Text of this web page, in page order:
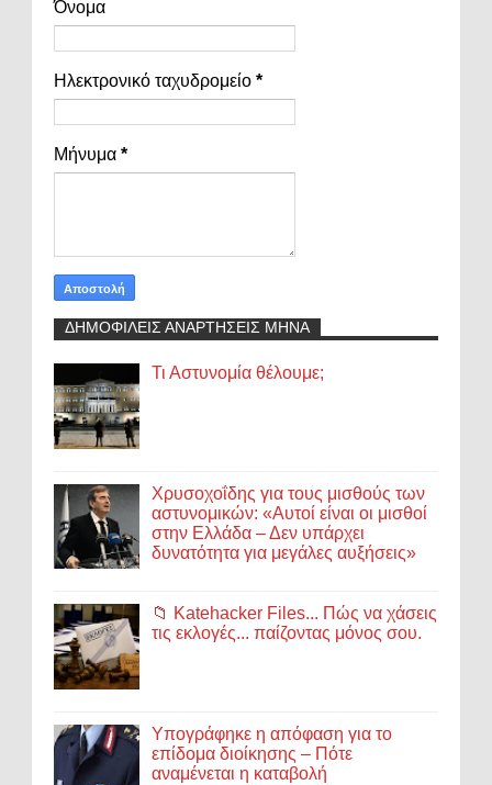
Όνομα
Ηλεκτρονικό ταχυδρομείο *
Μήνυμα *
ΔΗΜΟΦΙΛΕΙΣ ΑΝΑΡΤΗΣΕΙΣ ΜΗΝΑ
Τι Αστυνομία θέλουμε;
Χρυσοχοΐδης για τους μισθούς των
αστυνομικών: «Αυτοί είναι οι μισθοί
στην Ελλάδα – Δεν υπάρχει
δυνατότητα για μεγάλες αυξήσεις»
📁 Katehacker Files... Πώς να χάσεις
τις εκλογές... παίζοντας μόνος σου.
Υπογράφηκε η απόφαση για το
επίδομα διοίκησης – Πότε
αναμένεται η καταβολή